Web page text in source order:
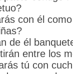
con él
de él
entre los
tú con